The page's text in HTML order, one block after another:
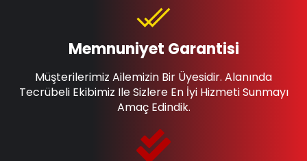
Memnuniyet Garantisi
Müşterilerimiz Ailemizin Bir Üyesidir. Alanında
Tecrübeli Ekibimiz Ile Sizlere En İyi Hizmeti Sunmayı
Amaç Edindik.